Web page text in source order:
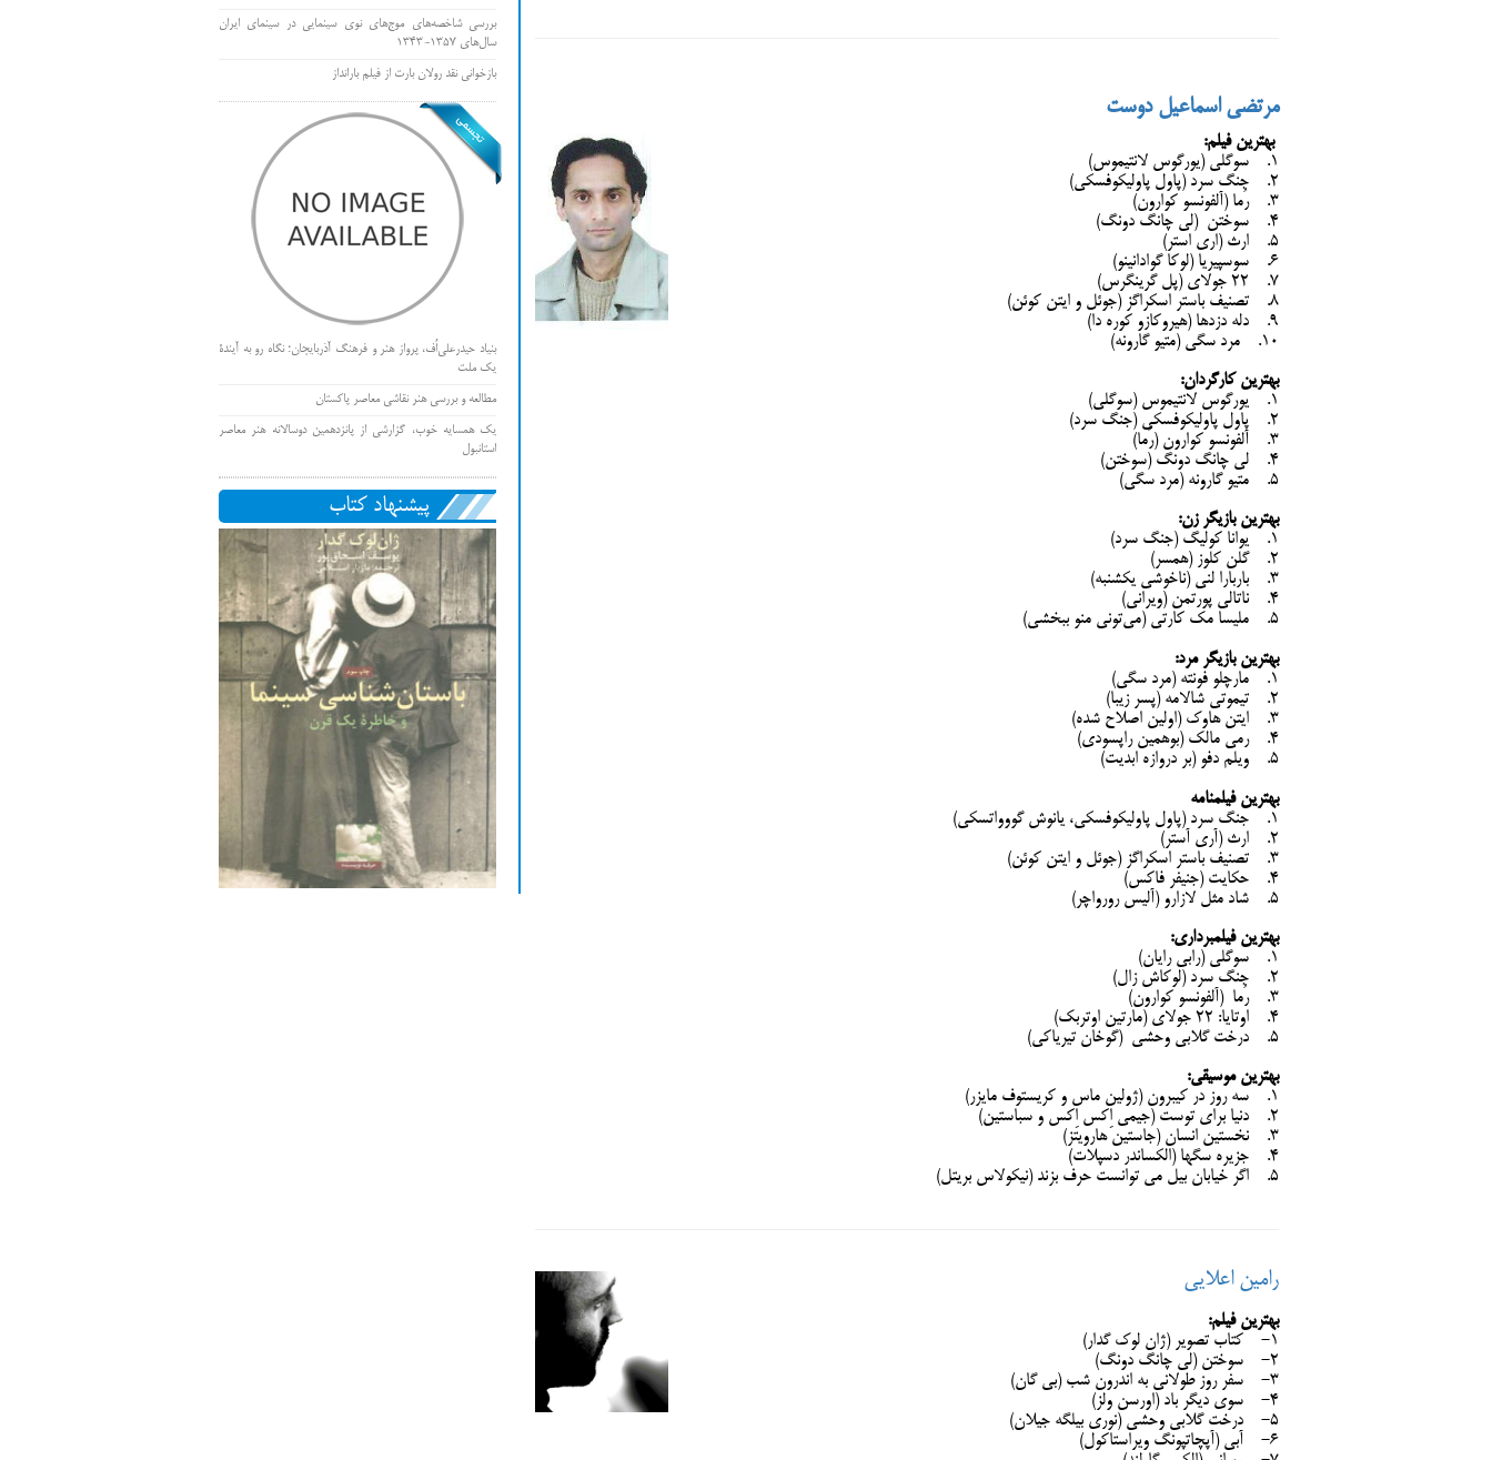
مرتضی اسماعیل دوست
بهترین فیلم:
1. سوگلی (یورگوس لانتیموس)
2. جنگ سرد (پاول پاولیکوفسکی)
3. رُما (آلفونسو کوارون)
4. سوختن (لی چانگ دونگ)
5. ارث (اری استر)
6. سوسپیریا (لوکا گوادانینو)
7. ۲۲ جولای (پل گرینگرس)
8. تصنیف باستر اسکراگز (جوئل و ایتن کوئن)
9. دله دزدها (هیروکازو کوره‌ دا)
10. مرد سگی (متیو گارونه)
بهترین کارگردان:
1. یورگوس لانتیموس (سوگلی)
2. پاول پاولیکوفسکی (جنگ سرد)
3. آلفونسو کوارون (رُما)
4. لی چانگ دونگ (سوختن)
5. متیو گارونه (مرد سگی)
بهترین بازیگر زن:
1. یوانا کولیگ (جنگ سرد)
2. گلن کلوز (همسر)
3. باربارا لنی (ناخوشی یکشنبه)
4. ناتالی پورتمن (ویرانی)
5. ملیسا مک ‌کارتی (می‌تونی منو ببخشی)
بهترین بازیگر مرد:
1. مارچلو فونته (مرد سگی)
2. تیموتی شالامه (پسر زیبا)
3. ایتن هاوک (اولین اصلاح شده)
4. رمی مالک (بوهمین راپسودی)
5. ویلم دفو (بر دروازه ابدیت)
بهترین فیلمنامه
1. جنگ سرد (پاول پاولیکوفسکی، یانوش گووواتسکی)
2. ارث (آری آستر)
3. تصنیف باستر اسکراگز (جوئل و ایتن کوئن)
4. حکایت (جنیفر فاکس)
5. شاد مثل لازارو (آلیس رورواچر)
بهترین فیلمبرداری:
1. سوگلی (رابی رایان)
2. جنگ سرد (لوکاش زال)
3. رُما (آلفونسو کوارون)
4. اوتایا: ۲۲ جولای (مارتین اوتربک)
5. درخت گلابی وحشی (گوخان تیریاکی)
بهترین موسیقی:
1. سه روز در کیبرون (ژولین ماس و کریستوف مایزر)
2. دنیا برای توست (جیمی اِکس ‌اِکس و سباستین)
3. نخستین انسان (جاستین هارویتز)
4. جزیره سگها (الکساندر دسپلات)
5. اگر خیابان بیل می ‌توانست حرف بزند (نیکولاس بریتل)
رامین اعلایی
بهترین فیلم:
1- کتاب تصویر (ژان لوک گدار)
2- سوختن (لی چانگ دونگ)
3- سفر روز طولانی به اندرون شب (بی گان)
4- سوی دیگر باد (اورسن ولز)
5- درخت گلابی وحشی (نوری بیلگه جیلان)
6- آبی (آپچاتپونگ ویراستاکول)
بررسی شاخصه‌های موج‌های نوی سینمایی در سینمای ایران
سال‌های 1357-1343
بازخوانی نقد رولان بارت از فیلم بارانداز
بنیاد حیدرعلی‌اُف، پرواز هنر و فرهنگ آذربایجان؛ نگاه رو به آیندۀ
یک ملت
مطالعه و بررسی هنر نقاشی معاصر پاکستان
یک همسایه خوب، گزارشی از پانزدهمین دوسالانه هنر معاصر
استانبول
پیشنهاد کتاب